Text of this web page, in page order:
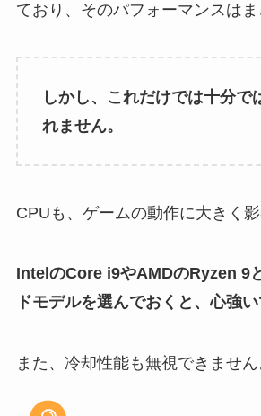
ており、そのパフォーマンスはま
しかし、これだけでは十分で
れません。
CPUも、ゲームの動作に大きく影
IntelのCore i9やAMDのRyzen 9
ドモデルを選んでおくと、心強い
また、冷却性能も無視できません